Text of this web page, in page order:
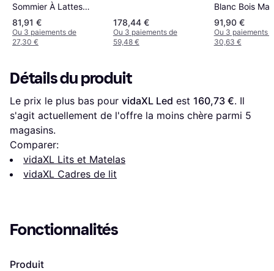
Sommier À Lattes
Double Adulte Pied
Chambre À Coucher
Maison Intérieur
81,91 €
Ou 3 paiements de
27,30 €
178,44 €
Ou 3 paiements de
59,48 €
Blanc Bois
140x190 cm
91,90 €
Ou 3 paiements
30,63 €
Détails du produit
Le prix le plus bas pour vidaXL Led est 160,73 €. Il
s'agit actuellement de l'offre la moins chère parmi 5
magasins.
Comparer:
vidaXL Lits et Matelas
vidaXL Cadres de lit
Fonctionnalités
Produit